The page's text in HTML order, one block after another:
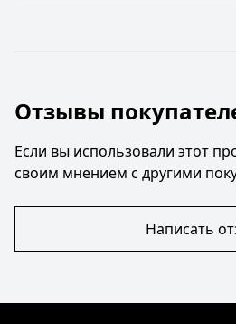
Отзывы
Если вы использовали этот
своим мнением с другими
Написать